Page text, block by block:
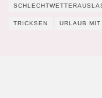
TRICKSEN URLAUB MIT